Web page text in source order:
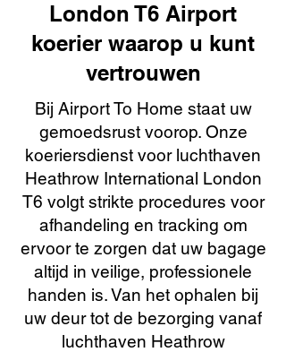
London T6 Airport
koerier waarop u kunt
vertrouwen
Bij Airport To Home staat uw
gemoedsrust voorop. Onze
koeriersdienst voor luchthaven
Heathrow International London
T6 volgt strikte procedures voor
afhandeling en tracking om
ervoor te zorgen dat uw bagage
altijd in veilige, professionele
handen is. Van het ophalen bij
uw deur tot de bezorging vanaf
luchthaven Heathrow